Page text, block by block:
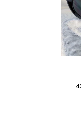
4